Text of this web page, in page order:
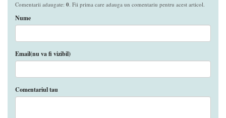
Comentarii adaugate: 0. Fii prima care adauga un comentariu pentru acest articol.
Nume
Email(nu va fi vizibil)
Comentariul tau